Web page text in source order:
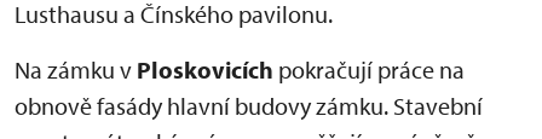
Lusthausu a Čínského pavilonu.
Na zámku v Ploskovicích pokračují práce na
obnově fasády hlavní budovy zámku. Stavební